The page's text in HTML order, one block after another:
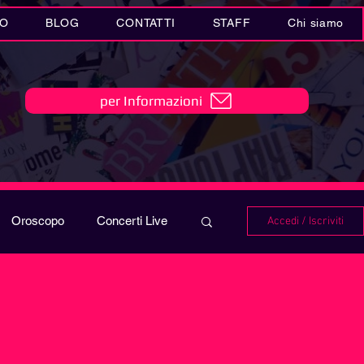
BLOG CONTATTI STAFF Chi siamo
per Informazioni
Oroscopo Concerti Live Accedi / Iscriviti